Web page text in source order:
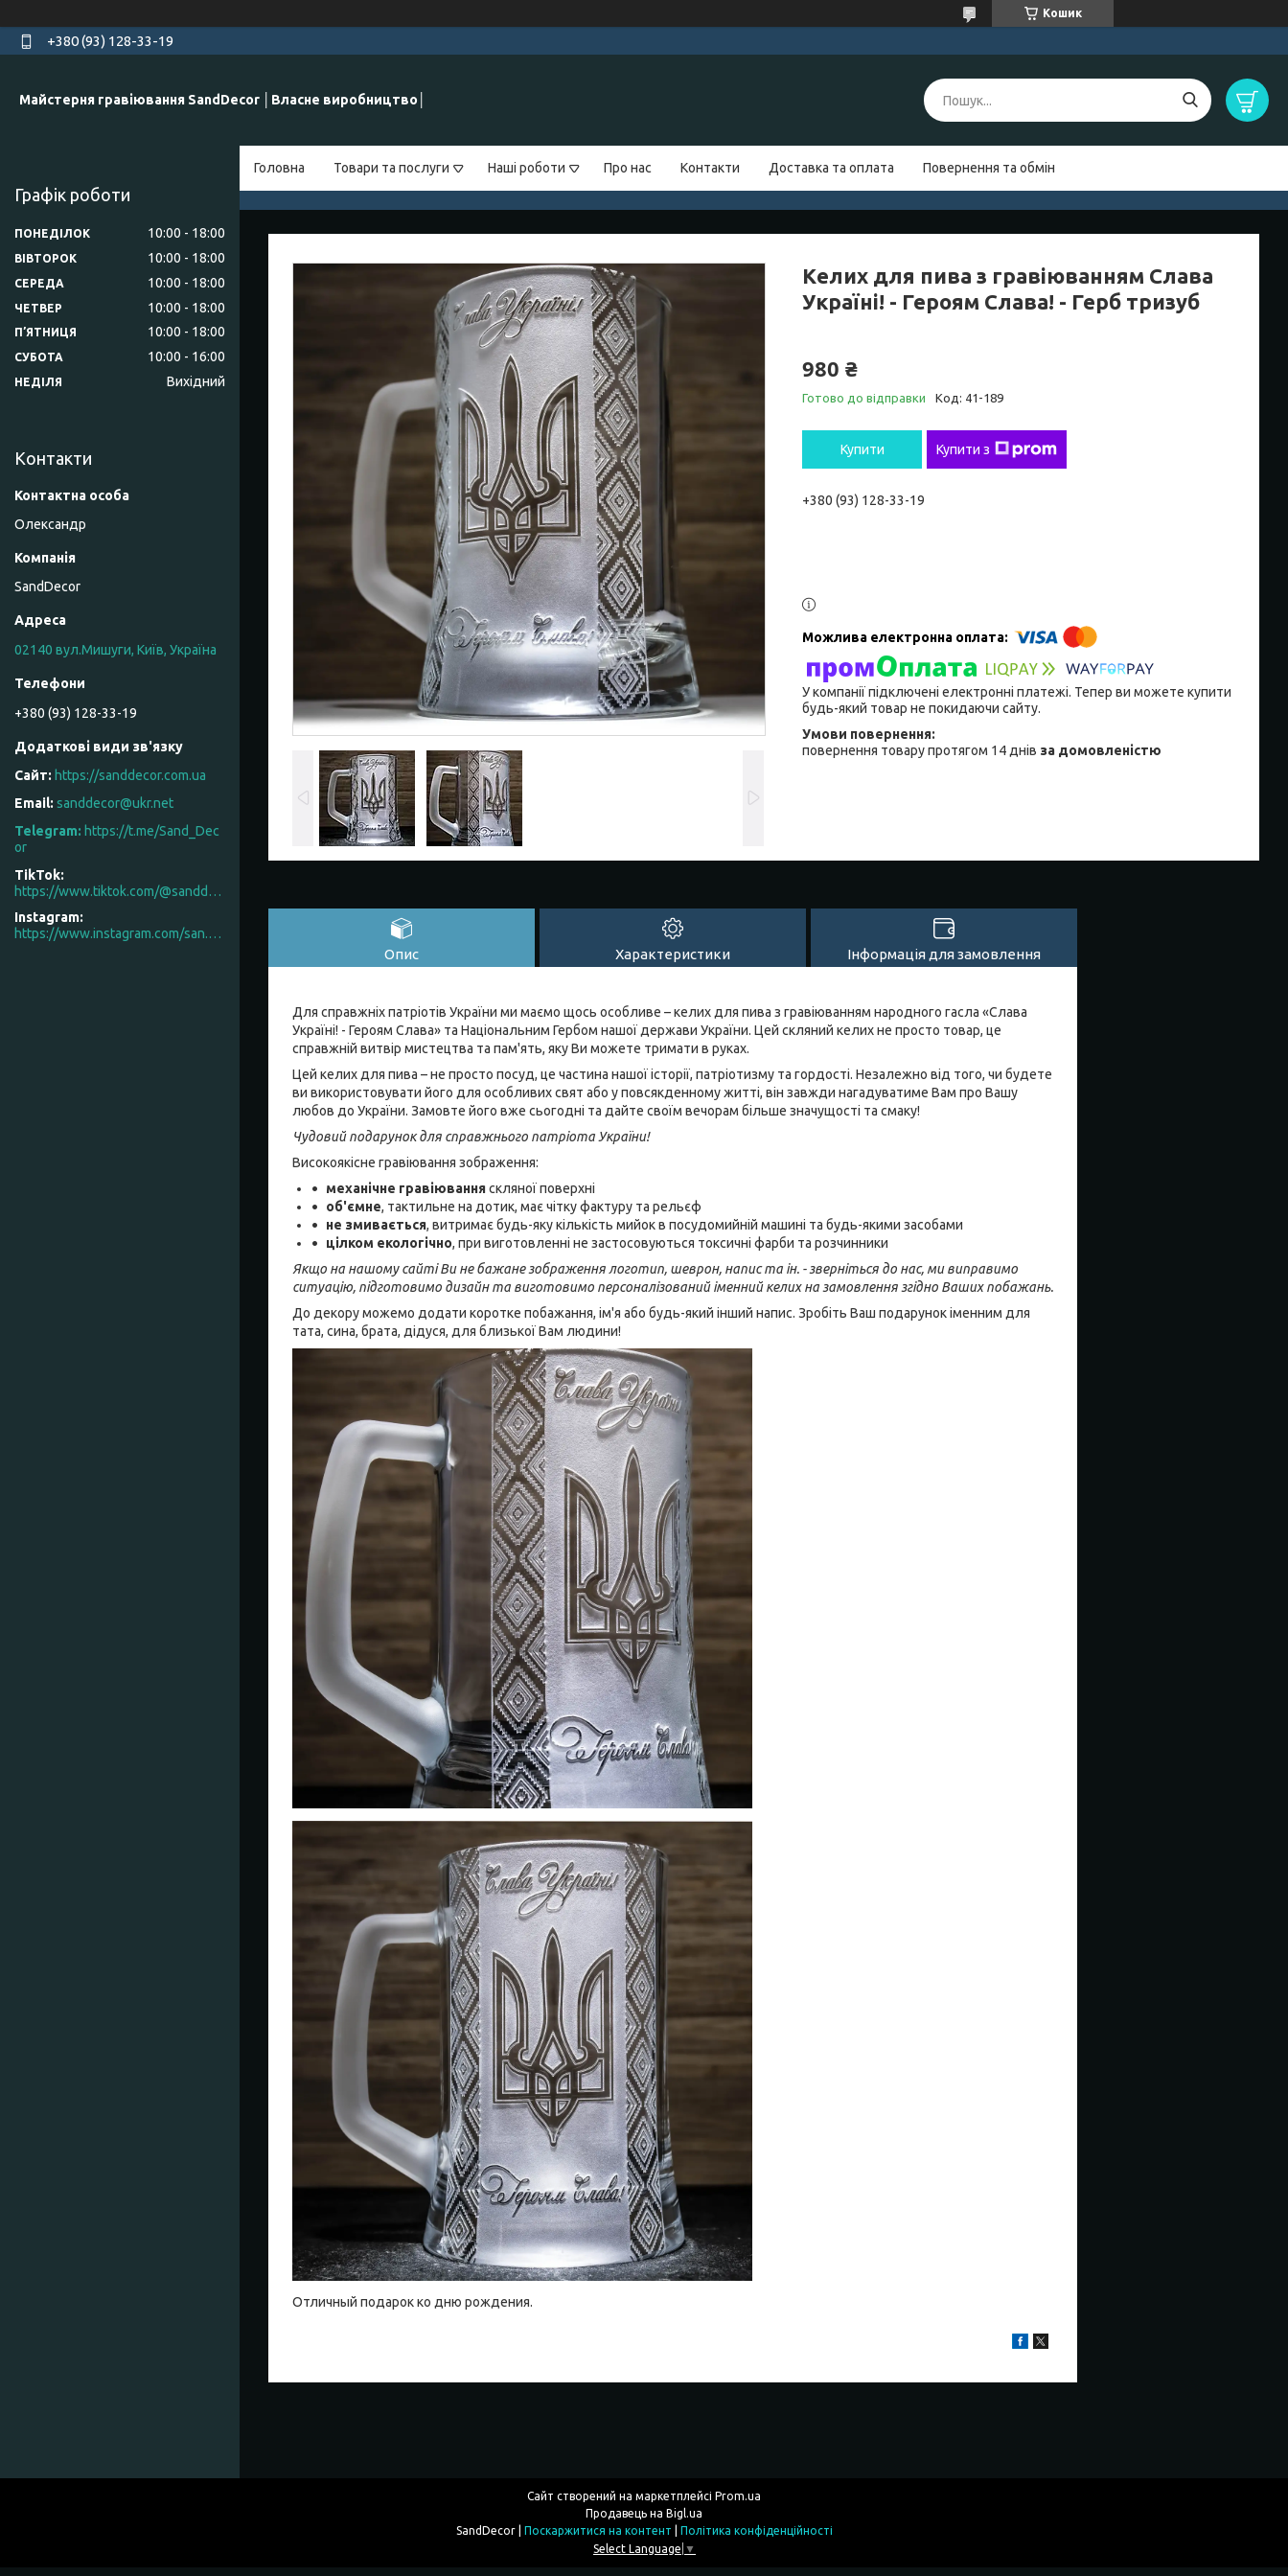
Кошик
+380 (93) 128-33-19
Майстерня гравіювання SandDecor │Власне виробництво│
Головна Товари та послуги Наші роботи Про нас Контакти Доставка та оплата Повернення та обмін
Келих для пива з гравіюванням Слава
Україні! - Героям Слава! - Герб тризуб
980 ₴
Готово до відправки Код: 41-189
Купити Купити з
+380 (93) 128-33-19
У компанії підключені електронні платежі. Тепер ви можете купити
будь-який товар не покидаючи сайту.
повернення товару протягом 14 днів за домовленістю
Опис Характеристики Інформація для замовлення
Для справжніх патріотів України ми маємо щось особливе – келих для пива з гравіюванням народного гасла «Слава
Україні! - Героям Слава» та Національним Гербом нашої держави України. Цей скляний келих не просто товар, це
справжній витвір мистецтва та пам'ять, яку Ви можете тримати в руках.
Цей келих для пива – не просто посуд, це частина нашої історії, патріотизму та гордості. Незалежно від того, чи будете
ви використовувати його для особливих свят або у повсякденному житті, він завжди нагадуватиме Вам про Вашу
любов до України. Замовте його вже сьогодні та дайте своїм вечорам більше значущості та смаку!
Чудовий подарунок для справжнього патріота України!
Високоякісне гравіювання зображення:
механічне гравіюванняскляної поверхні
об'ємне, тактильне на дотик, має чітку фактуру та рельєф
не змивається, витримає будь-яку кількість мийок в посудомийній машині та будь-якими засобами
цілком екологічно, при виготовленні не застосовуються токсичні фарби та розчинники
Якщо на нашому сайті Ви не бажане зображення логотип, шеврон, напис та ін. - зверніться до нас, ми виправимо
ситуацію, підготовимо дизайн та виготовимо персоналізований іменний келих на замовлення згідно Ваших побажань.
До декору можемо додати коротке побажання, ім'я або будь-який інший напис. Зробіть Ваш подарунок іменним для
тата, сина, брата, дідуся, для близької Вам людини!
Отличный подарок ко дню рождения.
Графік роботи
ПОНЕДІЛОК 10:00 18:00
ВІВТОРОК 10:00 18:00
СЕРЕДА 10:00 18:00
ЧЕТВЕР 10:00 18:00
ПʼЯТНИЦЯ 10:00 18:00
СУБОТА 10:00 16:00
НЕДІЛЯ Вихідний
Контакти
Олександр
SandDecor
02140 вул.Мишуги, Київ, Україна
+380 (93) 128-33-19
https://sanddecor.com.ua
sanddecor@ukr.net
https://t.me/Sand_Dec
or
TikTok
https://www.tiktok.com/@sanddecor.com.ua
Instagram
https://www.instagram.com/san.d.decor/
Сайт створений на маркетплейсі Prom.ua
Продавець на Bigl.ua
Поскаржитися на контент
Політика конфіденційності
Select Language ▼